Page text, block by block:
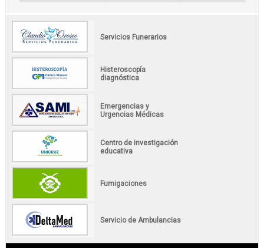
Servicios Funerarios
Histeroscopía
diagnóstica
Emergencias y
Urgencias Médicas
Centro de investigación
educativa
Fumigaciones
Servicio de Ambulancias